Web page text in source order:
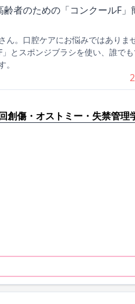
齢者のための「コンクールF」
ん。口腔ケアにお悩みではありま
とスポンジブラシを使い、誰で
創傷・オストミー・失禁管理